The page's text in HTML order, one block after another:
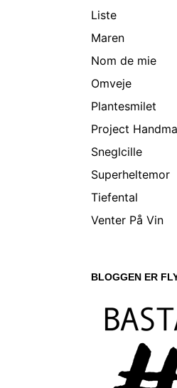
Liste
Maren
Nom de mie
Omveje
Plantesmilet
Project
Sneglcille
Superheltemor
Tiefental
Venter På Vin
BLOGGEN ER